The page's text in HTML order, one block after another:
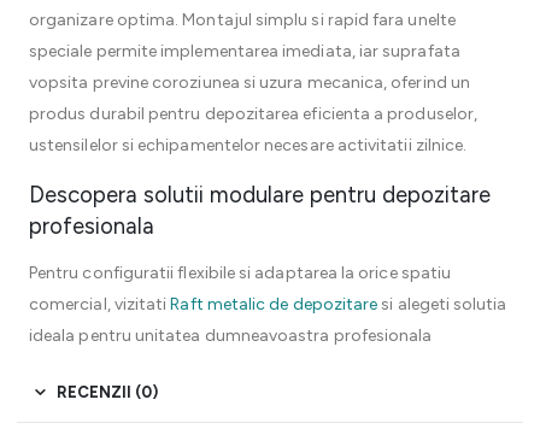
organizare optima. Montajul simplu si rapid fara unelte
speciale permite implementarea imediata, iar suprafata
vopsita previne coroziunea si uzura mecanica, oferind un
produs durabil pentru depozitarea eficienta a produselor,
ustensilelor si echipamentelor necesare activitatii zilnice.
Descopera solutii modulare pentru depozitare
profesionala
Pentru configuratii flexibile si adaptarea la orice spatiu
comercial, vizitatiRaft metalic de depozitaresi alegeti solutia
ideala pentru unitatea dumneavoastra profesionala
RECENZII (0)